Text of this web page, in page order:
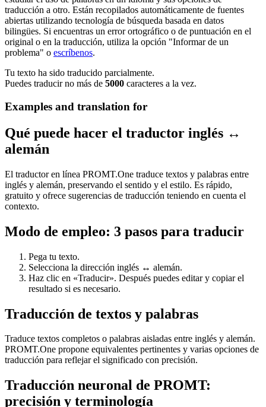
traducción a otro. Están recopilados automáticamente de fuentes
abiertas utilizando tecnología de búsqueda basada en datos
bilingües. Si encuentras un error ortográfico o de puntuación en el
original o en la traducción, utiliza la opción "Informar de un
problema" o escríbenos.
Tu texto ha sido traducido parcialmente.
Puedes traducir no más de 5000 caracteres a la vez.
Examples and translation for
Qué puede hacer el traductor inglés ↔
alemán
El traductor en línea PROMT.One traduce textos y palabras entre
inglés y alemán, preservando el sentido y el estilo. Es rápido,
gratuito y ofrece sugerencias de traducción teniendo en cuenta el
contexto.
Modo de empleo: 3 pasos para traducir
Pega tu texto.
Selecciona la dirección inglés ↔ alemán.
Haz clic en «Traducir». Después puedes editar y copiar el
resultado si es necesario.
Traducción de textos y palabras
Traduce textos completos o palabras aisladas entre inglés y alemán.
PROMT.One propone equivalentes pertinentes y varias opciones de
traducción para reflejar el significado con precisión.
Traducción neuronal de PROMT:
precisión y terminología